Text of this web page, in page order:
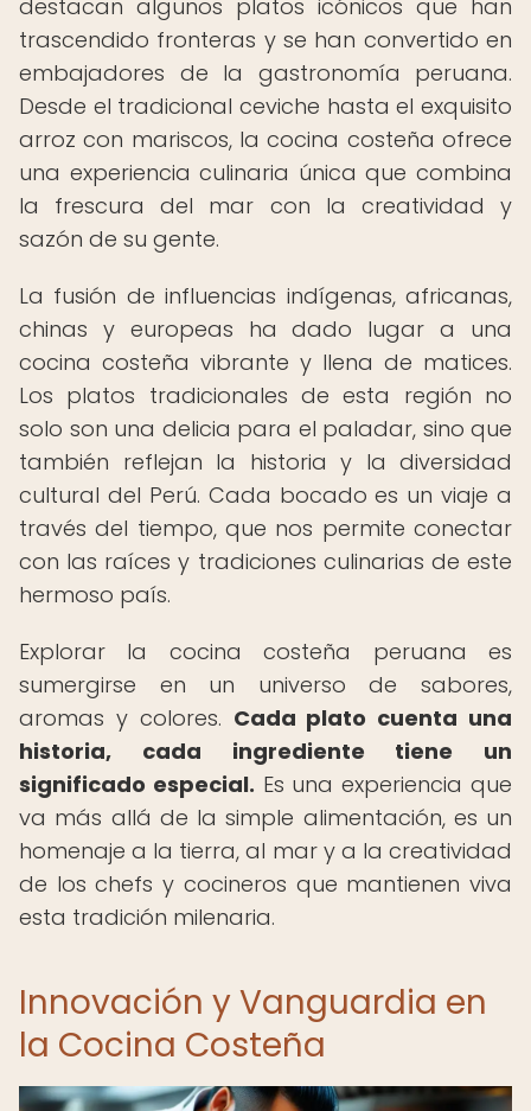
destacan algunos platos icónicos que han
trascendido fronteras y se han convertido en
embajadores de la gastronomía peruana.
Desde el tradicional ceviche hasta el exquisito
arroz con mariscos, la cocina costeña ofrece
una experiencia culinaria única que combina
la frescura del mar con la creatividad y
sazón de su gente.
La fusión de influencias indígenas, africanas,
chinas y europeas ha dado lugar a una
cocina costeña vibrante y llena de matices.
Los platos tradicionales de esta región no
solo son una delicia para el paladar, sino que
también reflejan la historia y la diversidad
cultural del Perú. Cada bocado es un viaje a
través del tiempo, que nos permite conectar
con las raíces y tradiciones culinarias de este
hermoso país.
Explorar la cocina costeña peruana es
sumergirse en un universo de sabores,
aromas y colores. Cada plato cuenta una
historia, cada ingrediente tiene un
significado especial. Es una experiencia que
va más allá de la simple alimentación, es un
homenaje a la tierra, al mar y a la creatividad
de los chefs y cocineros que mantienen viva
esta tradición milenaria.
Innovación y Vanguardia en
la Cocina Costeña